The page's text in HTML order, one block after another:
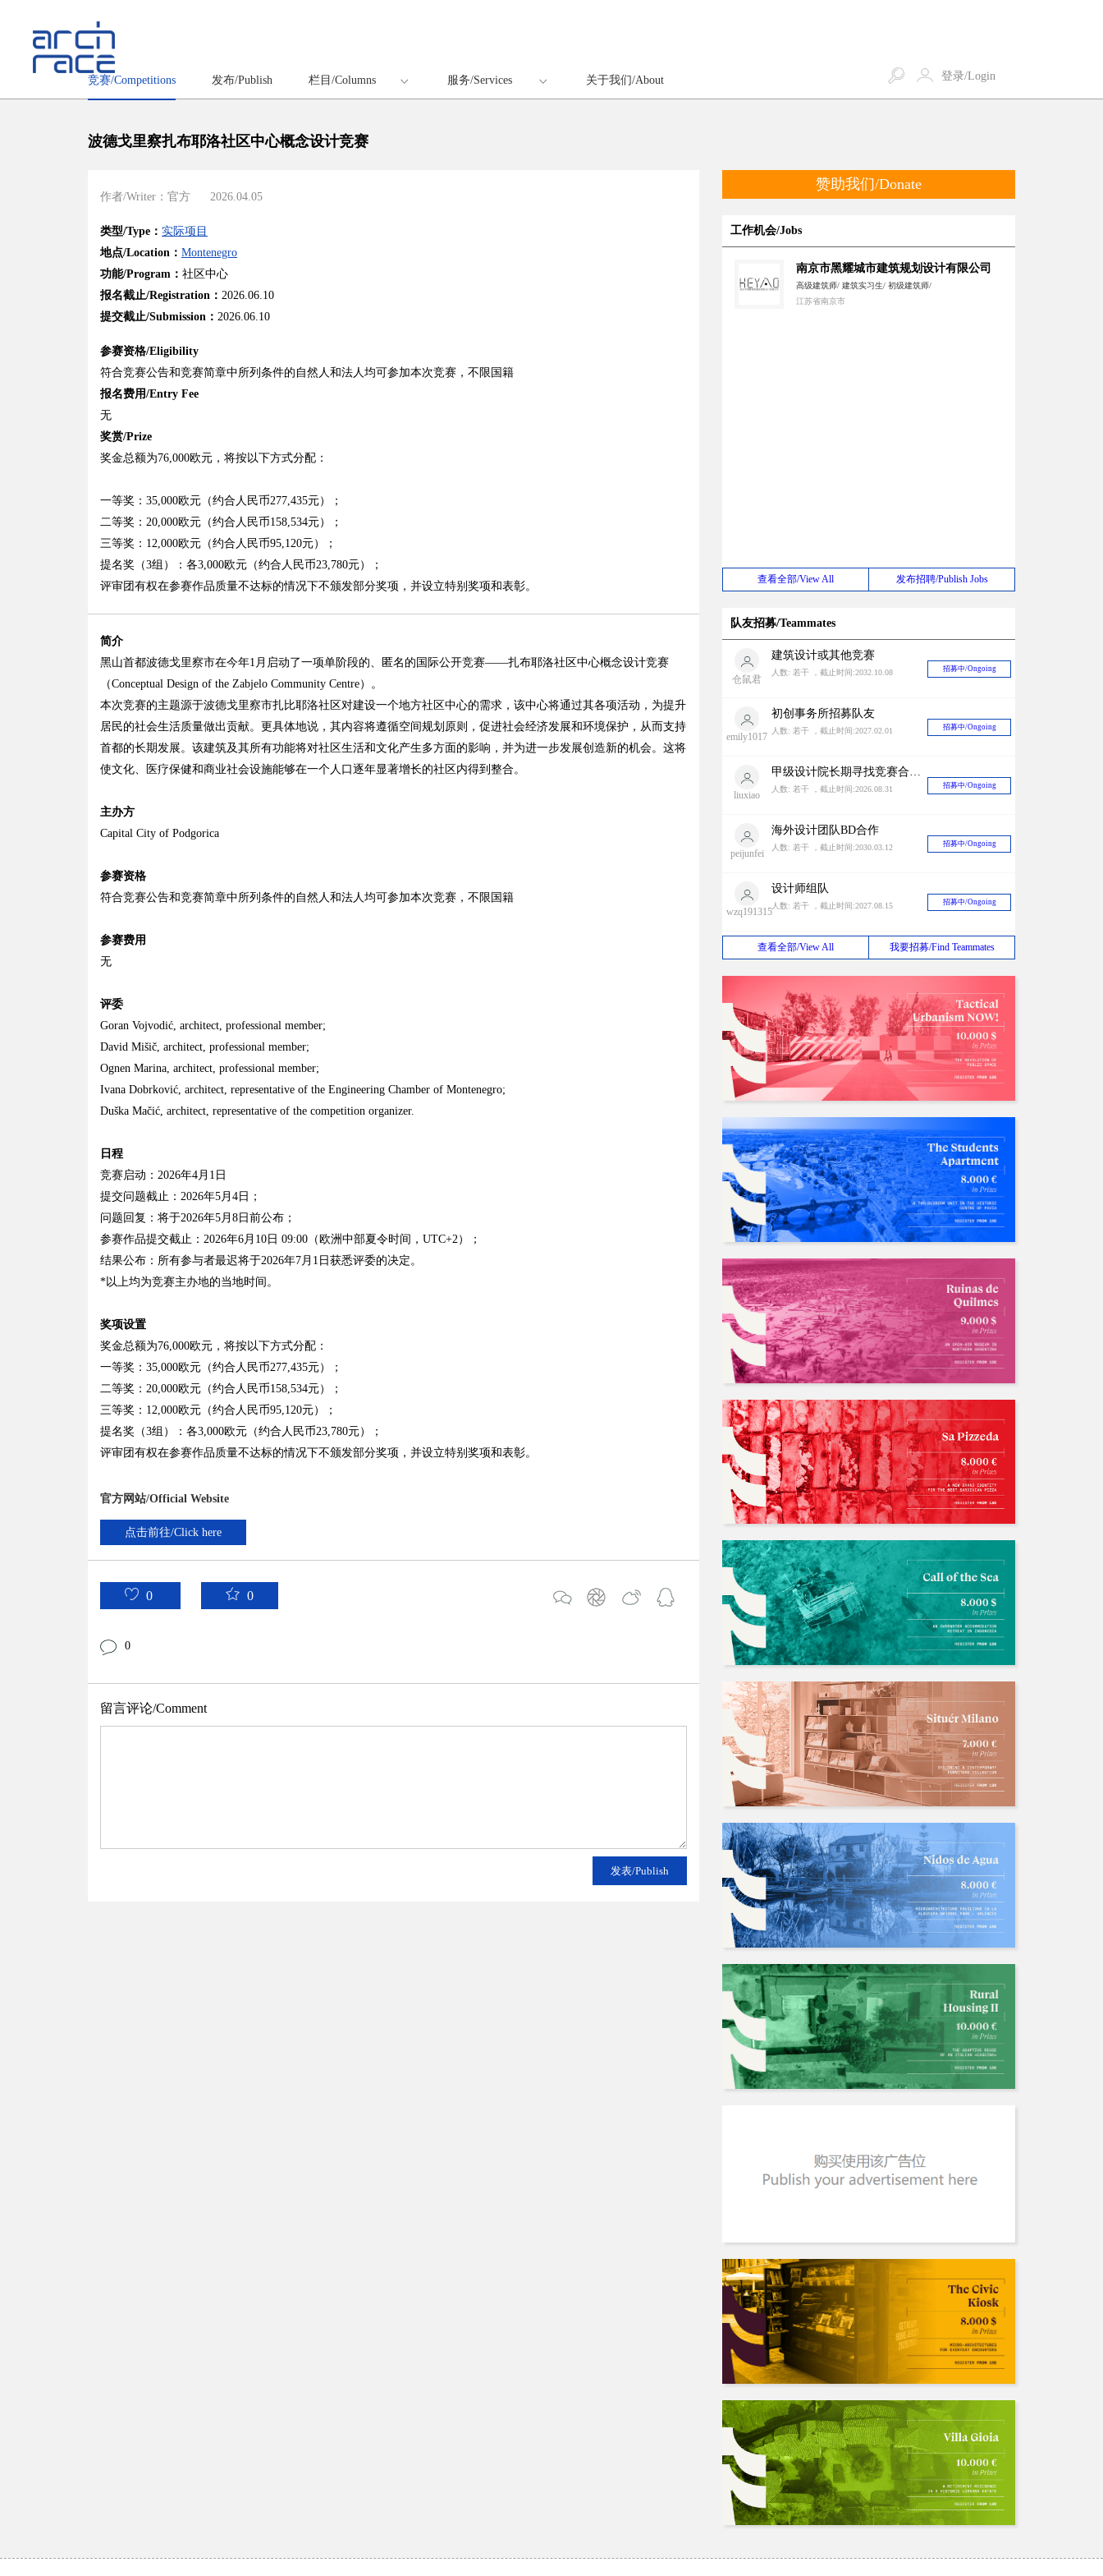
竞赛/Competitions 发布/Publish 栏目/Columns 服务/Services 关于我们/About 登录/Login
波德戈里察扎布耶洛社区中心概念设计竞赛
作者/Writer：官方 2026.04.05
类型/Type： 实际项目
地点/Location： Montenegro
功能/Program： 社区中心
报名截止/Registration： 2026.06.10
提交截止/Submission： 2026.06.10
参赛资格/Eligibility
符合竞赛公告和竞赛简章中所列条件的自然人和法人均可参加本次竞赛，不限国籍
报名费用/Entry Fee
无
奖赏/Prize
奖金总额为76,000欧元，将按以下方式分配：
一等奖：35,000欧元（约合人民币277,435元）；
二等奖：20,000欧元（约合人民币158,534元）；
三等奖：12,000欧元（约合人民币95,120元）；
提名奖（3组）：各3,000欧元（约合人民币23,780元）；
评审团有权在参赛作品质量不达标的情况下不颁发部分奖项，并设立特别奖项和表彰。
简介
黑山首都波德戈里察市在今年1月启动了一项单阶段的、匿名的国际公开竞赛——扎布耶洛社区中心概念设计竞赛
（Conceptual Design of the Zabjelo Community Centre）。
本次竞赛的主题源于波德戈里察市扎比耶洛社区对建设一个地方社区中心的需求，该中心将通过其各项活动，为提升
居民的社会生活质量做出贡献。更具体地说，其内容将遵循空间规划原则，促进社会经济发展和环境保护，从而支持
首都的长期发展。该建筑及其所有功能将对社区生活和文化产生多方面的影响，并为进一步发展创造新的机会。这将
使文化、医疗保健和商业社会设施能够在一个人口逐年显著增长的社区内得到整合。
主办方
Capital City of Podgorica
参赛资格
符合竞赛公告和竞赛简章中所列条件的自然人和法人均可参加本次竞赛，不限国籍
参赛费用
无
评委
Goran Vojvodić, architect, professional member;
David Mišič, architect, professional member;
Ognen Marina, architect, professional member;
Ivana Dobrković, architect, representative of the Engineering Chamber of Montenegro;
Duška Mačić, architect, representative of the competition organizer.
日程
竞赛启动： 2026年4月1日
提交问题截止：2026年5月4日；
问题回复：将于2026年5月8日前公布；
参赛作品提交截止：2026年6月10日 09:00（欧洲中部夏令时间，UTC+2）；
结果公布：所有参与者最迟将于2026年7月1日获悉评委的决定。
*以上均为竞赛主办地的当地时间。
奖项设置
奖金总额为76,000欧元，将按以下方式分配：
一等奖：35,000欧元（约合人民币277,435元）；
二等奖：20,000欧元 （约合人民币158,534元）；
三等奖：12,000欧元 （约合人民币95,120元）；
提名奖（3组）：各3,000欧元 （约合人民币23,780元）；
评审团有权在参赛作品质量不达标的情况下不颁发部分奖项，并设立特别奖项和表彰。
官方网站/Official Website
点击前往/Click here
0 0
0
留言评论/Comment
赞助我们/Donate
工作机会/Jobs
南京市黑耀城市建筑规划设计有限公司
高级建筑师/ 建筑实习生/ 初级建筑师/
江苏省南京市
查看全部/View All 发布招聘/Publish Jobs
队友招募/Teammates
仓鼠君
建筑设计或其他竞赛
人数: 若干 ，截止时间:2032.10.08 招募中/Ongoing
emily1017
初创事务所招募队友
人数: 若干 ，截止时间:2027.02.01 招募中/Ongoing
liuxiao
甲级设计院长期寻找竞赛合作对象
人数: 若干 ，截止时间:2026.08.31 招募中/Ongoing
peijunfei
海外设计团队BD合作
人数: 若干 ，截止时间:2030.03.12 招募中/Ongoing
wzq191315
设计师组队
人数: 若干 ，截止时间:2027.08.15 招募中/Ongoing
2024 Antepavilion 建筑竞赛
招募中/Ongoing
不存在的
人
国内外竞赛长期招队友
人数: 若干 ，截止时间:2028.04.06 招募中/Ongoing
happy ant
长期招募同城队友（上海）
人数: 若干 ，截止时间:2030.06.30 招募中/Ongoing
justinhan
长期招募国际竞赛队友，与国内外很多zbf有稳定关系中奖率有一定保障！
人数: 若干 ，截止时间:2026.12.31 招募中/Ongoing
TAO1996
招聘竞赛队友
人数: 若干 ，截止时间:2026.10.01 招募中/Ongoing
查看全部/View All 我要招募/Find Teammates